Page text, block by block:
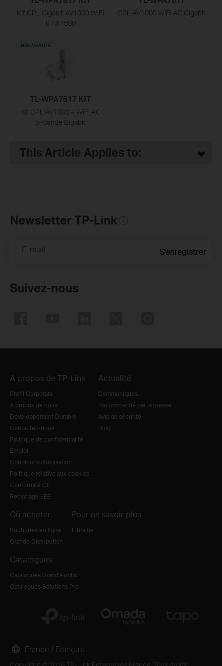
Kit CPL Gigabit AV1000 WiFi
6 AX1500
CPL AV1000 WiFi AC Gigabit
TL-WPA7517 KIT
Kit CPL AV1000 + WiFi AC
bi-bande Gigabit
NOUVEAUTÉ
This Article Applies to:
Newsletter TP-Link
E-mail S'enregistrer
Suivez-nous
A propos de TP-Link
Profil Corporate
A propos de nous
Développement Durable
Contactez-nous
Politique de confidentialité
Emploi
Conditions d'utilisation
Politique relative aux cookies
Conformité CE
Recyclage EEE
Actualité
Communiqués
Recommandé par la presse
Avis de sécurité
Blog
Où acheter
Boutiques en ligne
Grande Distribution
Pour en savoir plus
Librairie
Catalogues
Catalogues Grand Public
Catalogues Solutions Pro
France / Français